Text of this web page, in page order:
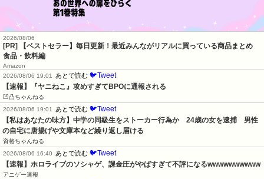
2026/08/06
[PR] 【ベストセラー】毎日更新！最近みんながリアルに買っている商品まとめ
食品・飲料編
Amazon
2026/08/06 19:01
あとで読む 🐦Tweet
【速報】『ヤニねこ』攻めすぎてBPOに通報される
凹凸ちゃんねる
2026/08/06 19:01
あとで読む 🐦Tweet
【私はあなたの味方】中学の同級生をストーカー行為か　24歳の女を逮捕　男性
の自宅に唐揚げや文庫本など繰り返し届ける
資格ちゃんねる
2026/08/06 16:40
あとで読む 🐦Tweet
【速報】ホロライブのソシャゲ、課金圧がやばすぎて不評になるwwwwwwwwww
アニゲー速報